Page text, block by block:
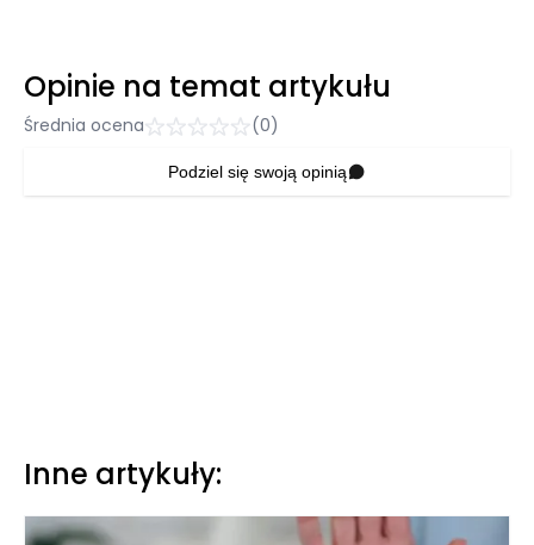
Opinie na temat artykułu
Średnia ocena (0)
Podziel się swoją opinią
Inne artykuły: